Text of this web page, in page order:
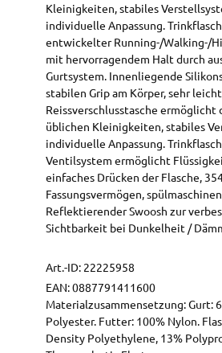
Kleinigkeiten, stabiles
individuelle Anpassung.
entwickelter Running-/Walking-/
mit hervorragendem Halt durch
Gurtsystem. Innenliegende
stabilen Grip am Körper, sehr
Reissverschlusstasche ermöglicht
üblichen Kleinigkeiten, stabiles
individuelle Anpassung.
Ventilsystem ermöglicht
einfaches Drücken der Flasche,
Fassungsvermögen,
Reflektierender Swoosh zur
Sichtbarkeit bei Dunkelheit /
Art.-ID: 22225958
EAN:0887791411600
Materialzusammensetzung: Gurt:
Polyester. Futter: 100% Nylon.
Density Polyethylene, 13%